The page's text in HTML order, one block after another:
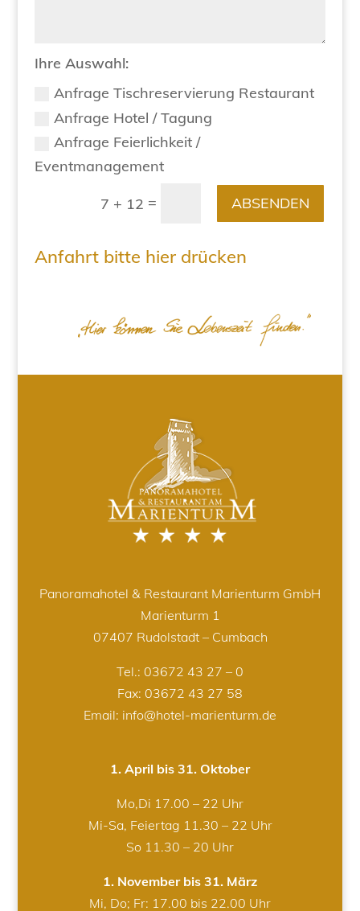
Ihre Auswahl:
Anfrage Tischreservierung Restaurant
Anfrage Hotel / Tagung
Anfrage Feierlichkeit /
Eventmanagement
7 + 12 = ABSENDEN
Anfahrt bitte hier drücken
Panoramahotel & Restaurant Marienturm GmbH
Marienturm 1
07407 Rudolstadt – Cumbach
Tel.: 03672 43 27 – 0
Fax: 03672 43 27 58
Email: info@hotel-marienturm.de
1. April bis 31. Oktober
Mo,Di 17.00 – 22 Uhr
Mi-Sa, Feiertag 11.30 – 22 Uhr
So 11.30 – 20 Uhr
1. November bis 31. März
Mi, Do; Fr: 17.00 bis 22.00 Uhr